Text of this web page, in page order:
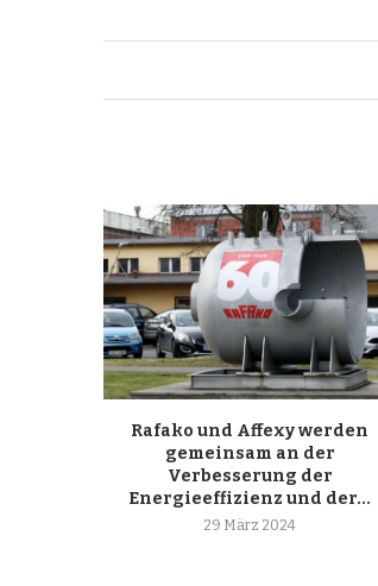
Rafako und Affexy werden
gemeinsam an der
Verbesserung der
Energieeffizienz und der...
29 März 2024